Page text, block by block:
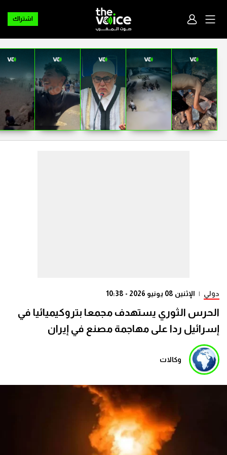
اشتراك
دولي | الإثنين 08 يونيو 2026 - 10:38
الحرس الثوري يستهدف مجمعا بتروكيميائيا في
إسرائيل ردا على مهاجمة مصنع في إيران
وكالات